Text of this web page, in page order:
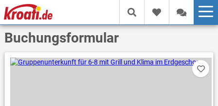
Buchungsformular